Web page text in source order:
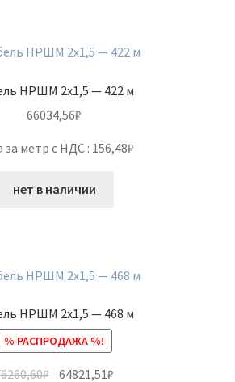
НРШМ 2х1,5 — 422 м
66034,56₽
за метр с НДС : 156,48₽
нет в наличии
НРШМ 2х1,5 — 468 м
% РАСПРОДАЖА %!
₽ 64821,51₽